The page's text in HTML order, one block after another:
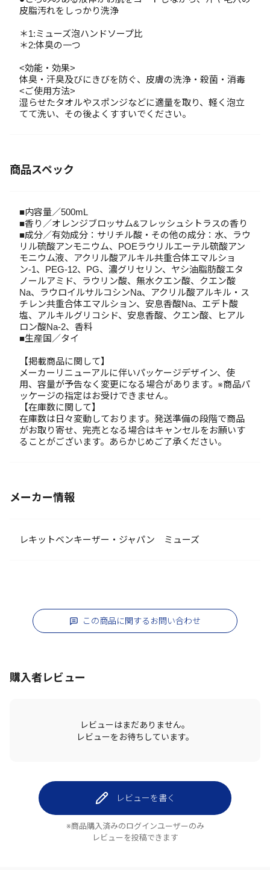
皮脂汚れをしっかり洗浄
＊1:ミューズ泡ハンドソープ比
＊2:体臭の一つ
<効能・効果>
体臭・汗臭及びにきびを防ぐ、皮膚の洗浄・殺菌・消毒
<ご使用方法>
湿らせたタオルやスポンジなどに適量を取り、軽く泡立
てて洗い、その後よくすすいでください。
商品スペック
■内容量／500mL
■香り／オレンジブロッサム&フレッシュシトラスの香り
■成分／有効成分：サリチル酸・その他の成分：水、ラウ
リル硫酸アンモニウム、POEラウリルエーテル硫酸アン
モニウム液、アクリル酸アルキル共重合体エマルショ
ン-1、PEG-12、PG、濃グリセリン、ヤシ油脂肪酸エタ
ノールアミド、ラウリン酸、無水クエン酸、クエン酸
Na、ラウロイルサルコシンNa、アクリル酸アルキル・ス
チレン共重合体エマルション、安息香酸Na、エデト酸
塩、アルキルグリコシド、安息香酸、クエン酸、ヒアル
ロン酸Na-2、香料
■生産国／タイ
【掲載商品に関して】
メーカーリニューアルに伴いパッケージデザイン、使
用、容量が予告なく変更になる場合があります。※商品パ
ッケージの指定はお受けできません。
【在庫数に関して】
在庫数は日々変動しております。発送準備の段階で商品
がお取り寄せ、完売となる場合はキャンセルをお願いす
ることがございます。あらかじめご了承ください。
メーカー情報
レキットベンキーザー・ジャパン ミューズ
この商品に関するお問い合わせ
購入者レビュー
レビューはまだありません。
レビューをお待ちしています。
レビューを書く
※商品購入済みのログインユーザーのみ
レビューを投稿できます